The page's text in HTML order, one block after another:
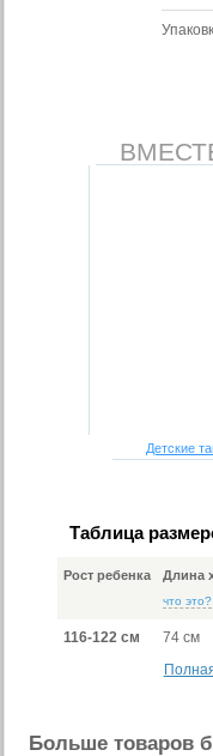
Детские
Таблица
Рост ребенка Длина
что это?
116-122 см 74 см
Больше товаров